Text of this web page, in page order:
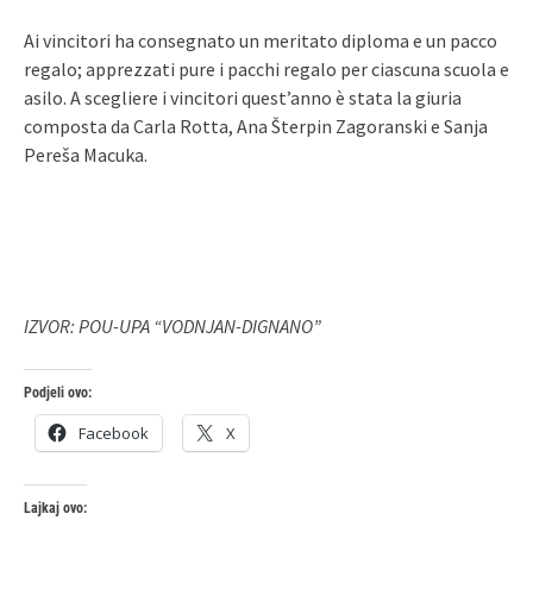
Ai vincitori ha consegnato un meritato diploma e un pacco
regalo; apprezzati pure i pacchi regalo per ciascuna scuola e
asilo. A scegliere i vincitori quest’anno è stata la giuria
composta da Carla Rotta, Ana Šterpin Zagoranski e Sanja
Pereša Macuka.
IZVOR: POU-UPA “VODNJAN-DIGNANO”
Podjeli ovo:
Facebook X
Lajkaj ovo: